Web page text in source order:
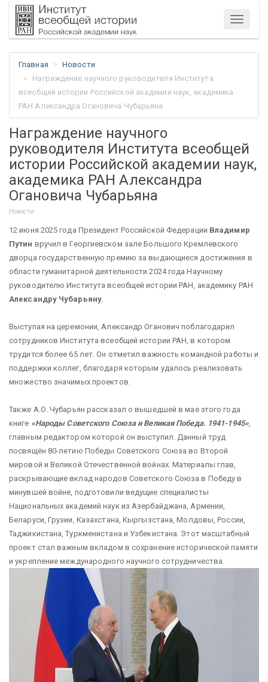
Меню
Главная
Новости
Награждение научного руководителя Института
всеобщей истории Российской академии наук, академика
РАН Александра Огановича Чубарьяна
Награждение научного
руководителя Института всеобщей
истории Российской академии наук,
академика РАН Александра
Огановича Чубарьяна
Новости
12 июня 2025 года Президент Российской Федерации Владимир
Путин вручил в Георгиевском зале Большого Кремлевского
дворца государственную премию за выдающиеся достижения в
области гуманитарной деятельности 2024 года Научному
руководителю Института всеобщей истории РАН, академику РАН
Александру Чубарьяну
Выступая на церемонии, Александр Оганович поблагодарил
сотрудников Института всеобщей истории РАН, в котором
трудится более 65 лет. Он отметил важность командной работы и
поддержки коллег, благодаря которым удалось реализовать
множество значимых проектов.
Также А.О. Чубарьян рассказал о вышедшей в мае этого года
книге «Народы Советского Союза и Великая Победа. 1941-1945»,
главным редактором которой он выступил. Данный труд
посвящён 80-летию Победы Советского Союза во Второй
мировой и Великой Отечественной войнах. Материалы глав,
раскрывающие вклад народов Советского Союза в Победу в
минувшей войне, подготовили ведущие специалисты
Национальных академий наук из Азербайджана, Армении,
Беларуси, Грузии, Казахстана, Кыргызстана, Молдовы, России,
Таджикистана, Туркменистана и Узбекистана. Этот масштабный
проект стал важным вкладом в сохранение исторической памяти
и укрепление международного научного сотрудничества.